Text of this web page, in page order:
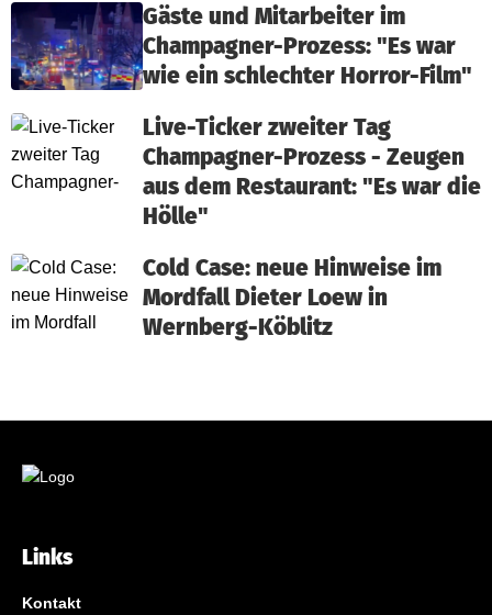
Gäste und Mitarbeiter im
Champagner-Prozess: "Es war
wie ein schlechter Horror-Film"
Live-Ticker zweiter Tag
Champagner-Prozess - Zeugen
aus dem Restaurant: "Es war die
Hölle"
Cold Case: neue Hinweise im
Mordfall Dieter Loew in
Wernberg-Köblitz
Links
Kontakt